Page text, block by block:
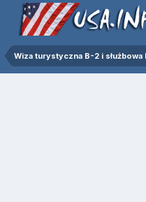
Wiza turystyczna B-2 i służbowa